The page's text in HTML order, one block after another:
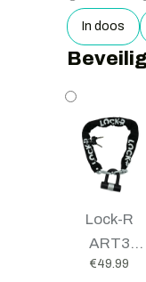
In doos
Lock-R
ART3
kettingslot
€49.99